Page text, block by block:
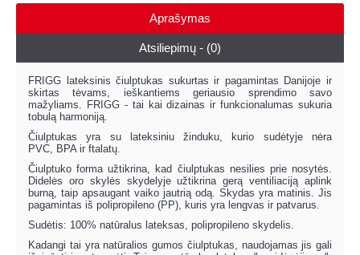
Aprašymas
Atsiliepimų - (0)
FRIGG lateksinis čiulptukas sukurtas ir pagamintas Danijoje ir
skirtas tėvams, ieškantiems geriausio sprendimo savo
mažyliams. FRIGG - tai kai dizainas ir funkcionalumas sukuria
tobulą harmoniją.
Čiulptukas yra su lateksiniu žinduku, kurio sudėtyje nėra
PVC, BPA ir ftalatų.
Čiulptuko forma užtikrina, kad čiulptukas nesilies prie nosytės.
Didelės oro skylės skydelyje užtikrina gerą ventiliaciją aplink
burną, taip apsaugant vaiko jautrią odą. Skydas yra matinis. Jis
pagamintas iš polipropileno (PP), kuris yra lengvas ir patvarus.
Sudėtis: 100% natūralus lateksas, polipropileno skydelis.
Kadangi tai yra natūralios gumos čiulptukas, naudojamas jis gali